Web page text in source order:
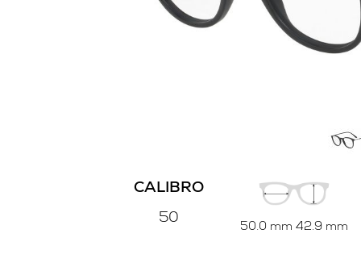
CALIBRO
50
50.0 mm 42.9 mm